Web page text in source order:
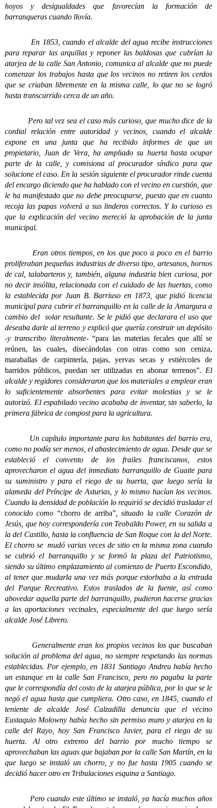
hoyos y desigualdades que favorecían la formación de
barranqueras cuando llovía.
En 1853, cuando el alcalde del agua recibe instrucciones
para reparar las arquillas y reponer las baldosas que cubrían la
atarjea de la calle San Antonio, comunica al alcalde que no puede
comenzar los trabajos hasta que los vecinos no retiren los cerdos
que se criaban libremente en la misma calle, lo que no se logró
hasta transcurrido cerca de un año.
Pero tal vez sea el caso más curioso, que mucho dice de la
cordial relación entre autoridad y vecinos, cuando el alcalde
expone en una junta que ha recibido informes de que un
propietario, Juan de Vera, ha ampliado su huerta hasta ocupar
parte de la calle, y comisiona al procurador síndico para que
solucione el caso. En la sesión siguiente el procurador rinde cuenta
del encargo diciendo que ha hablado con el vecino en cuestión, que
le ha manifestado que no debe preocuparse, puesto que en cuanto
recoja las papas volverá a sus linderos correctos. Y lo curioso es
que la explicación del vecino mereció la aprobación de la junta
municipal.
Eran otros tiempos, en los que poco a poco en el barrio
proliferaban pequeñas industrias de diverso tipo, artesanos, hornos
de cal, talabarteros y, también, alguna industria bien curiosa, por
no decir insólita, relacionada con el cuidado de las huertas, como
la establecida por Juan B. Barriuso en 1873, que pidió licencia
municipal para cubrir el barranquillo en la calle de la Amargura a
cambio del solar resultante. Se le pidió que declarara el uso que
deseaba darle al terreno y explicó que quería construir un depósito
-y transcribo literalmente-“para las materias fecales que allí se
reúnen, las cuales, disecándolas con otras como son ceniza,
maraballas de carpintería, pajas, yervas secas y estiércoles de
barridos públicos, puedan ser utilizadas en abonar terrenos”. El
alcalde y regidores consideraron que los materiales a emplear eran
lo suficientemente absorbentes para evitar molestias y se le
autorizó. El espabilado vecino acababa de inventar, sin saberlo, la
primera fábrica de compost para la agricultura.
Un capítulo importante para los habitantes del barrio era,
como no podía ser menos, el abastecimiento de agua. Desde que se
estableció el convento de los frailes franciscanos, estos
aprovecharon el agua del inmediato barranquillo de Guaite para
su suministro y para el riego de su huerta, que luego sería la
alameda del Príncipe de Asturias, y lo mismo hacían los vecinos.
Cuando la densidad de población lo requirió se decidió trasladar el
conocido como “chorro de arriba”, situado la calle Corazón de
Jesús, que hoy correspondería con Teobaldo Power, en su salida a
la del Castillo, hasta la confluencia de San Roque con la del Norte.
El chorro se mudó varias veces de sitio en la misma zona cuando
se cubrió el barranquillo y se formó la plaza del Patriotismo,
siendo su último emplazamiento al comienzo de Puerto Escondido,
al tener que mudarla una vez más porque estorbaba a la entrada
del Parque Recreativo. Estos traslados de la fuente, así como
abovedar aquella parte del barranquillo, pudieron hacerse gracias
a las aportaciones vecinales, especialmente del que luego sería
alcalde José Librero.
Generalmente eran los propios vecinos los que buscaban
solución al problema del agua, no siempre respetando las normas
establecidas. Por ejemplo, en 1831 Santiago Andreu había hecho
un estanque en la calle San Francisco, pero no pagaba la parte
que le correspondía del costo de la atarjea pública, por lo que se le
negó el agua hasta que cumpliera. Otro caso, en 1845, cuando el
teniente de alcalde José Calzadilla denuncia que el vecino
Eustaquio Molowny había hecho sin permiso muro y atarjea en la
calle del Rayo, hoy San Francisco Javier, para el riego de su
huerta. Al otro extremo del barrio por mucho tiempo se
aprovechaban las aguas que bajaban por la calle San Martín, en la
que luego se instaló un chorro, y no fue hasta 1905 cuando se
decidió hacer otro en Tribulaciones esquina a Santiago.
Pero cuando este último se instaló, ya hacía muchos años